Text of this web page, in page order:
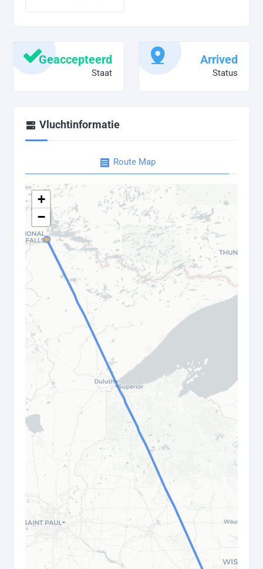
Geaccepteerd
Staat
Arrived
Status
Vluchtinformatie
Route Map
+
−